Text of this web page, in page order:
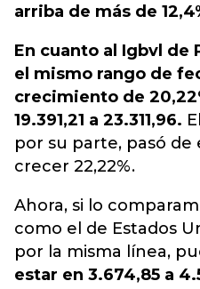
arriba de más de
En cuanto al Igbvl de
el mismo rango de
crecimiento de
19.391,21 a 23.311,96.
por su parte, pasó de
crecer 22,22%.
Ahora, si lo
como el de Estados
por la misma línea,
estar en 3.674,85 a